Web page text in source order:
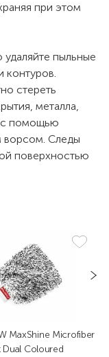
при этом
пыльные
контуров.
стереть
металла,
с помощью
ворсом. Следы
поверхностью
MaxShine Microfiber
Dual Coloured